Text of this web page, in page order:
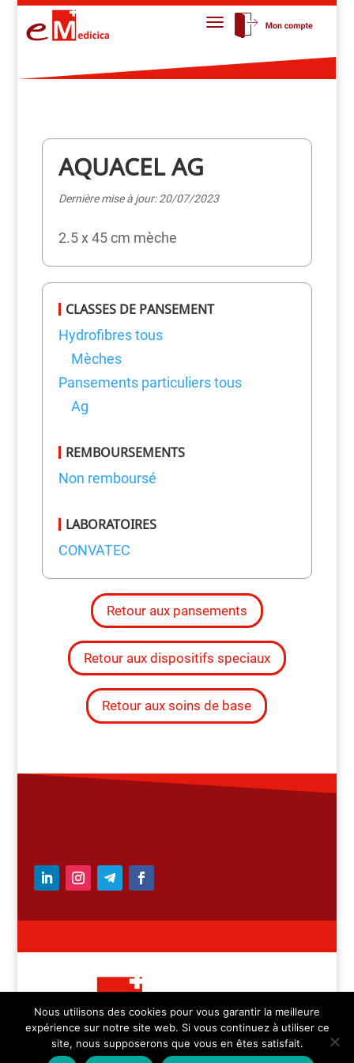
AQUACEL AG
Dernière mise à jour: 20/07/2023
2.5 x 45 cm mèche
CLASSES DE PANSEMENT
Hydrofibres tous
Mèches
Pansements particuliers tous
Ag
REMBOURSEMENTS
Non remboursé
LABORATOIRES
CONVATEC
Retour aux pansements
Retour aux dispositifs speciaux
Retour aux soins de base
– Medicica Sàrl – tous
droits réservés
Nous utilisons des cookies pour vous garantir la meilleure
expérience sur notre site web. Si vous continuez à utiliser ce
site, nous supposerons que vous en êtes satisfait.